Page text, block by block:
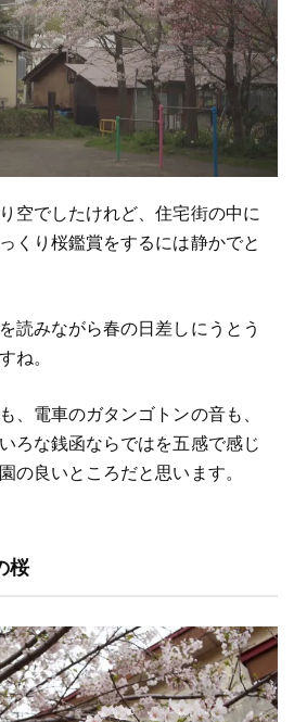
空でしたけれど、住宅街の中に
くり桜鑑賞をするには静かでと
読みながら春の日差しにうとう
ね。
、電車のガタンゴトンの音も、
ろな銭函ならではを五感で感じ
の良いところだと思います。
桜